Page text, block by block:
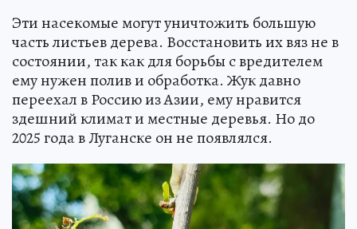
Эти насекомые могут уничтожить большую
часть листьев дерева. Восстановить их вяз не в
состоянии, так как для борьбы с вредителем
ему нужен полив и обработка. Жук давно
переехал в Россию из Азии, ему нравится
здешний климат и местные деревья. Но до
2025 года в Луганске он не появлялся.